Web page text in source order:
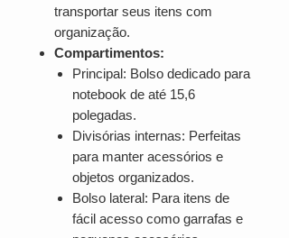
transportar seus itens com
organização.
Compartimentos:
Principal: Bolso dedicado para
notebook de até 15,6
polegadas.
Divisórias internas: Perfeitas
para manter acessórios e
objetos organizados.
Bolso lateral: Para itens de
fácil acesso como garrafas e